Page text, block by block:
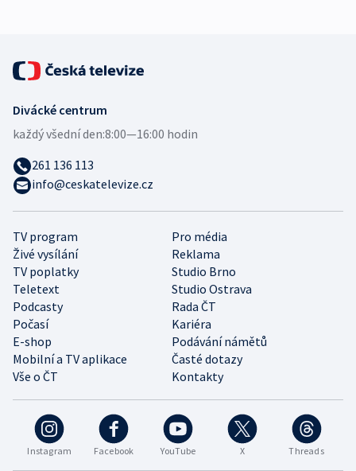
Instagram Facebook YouTube X Threads
TV program
Pro média
Živé vysílání
Reklama
TV poplatky
Studio Brno
Teletext
Studio Ostrava
Podcasty
Rada ČT
Počasí
Kariéra
E-shop
Podávání námětů
Mobilní a TV aplikace
Časté dotazy
Vše o ČT
Kontakty
Divácké centrum
každý všední den:8:00—16:00 hodin
261 136 113
info@ceskatelevize.cz